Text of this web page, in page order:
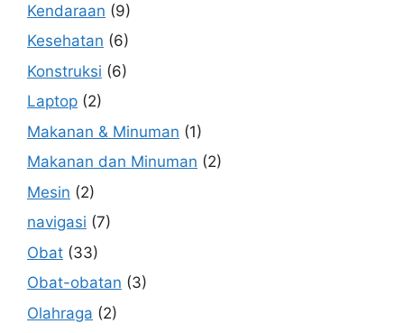
Kendaraan (9)
Kesehatan (6)
Konstruksi (6)
Laptop (2)
Makanan & Minuman (1)
Makanan dan Minuman (2)
Mesin (2)
navigasi (7)
Obat (33)
Obat-obatan (3)
Olahraga (2)